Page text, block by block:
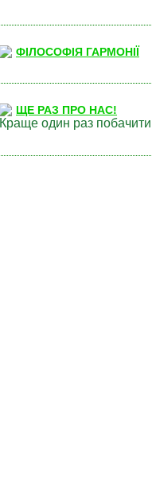
ФІЛОСОФІЯ ГАРМОНІЇ
ЩЕ РАЗ ПРО НАС!
Краще один раз